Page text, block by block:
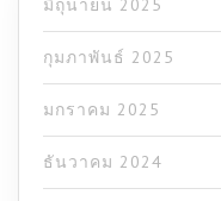
มิถุนายน 2025
กุมภาพันธ์ 2025
มกราคม 2025
ธันวาคม 2024